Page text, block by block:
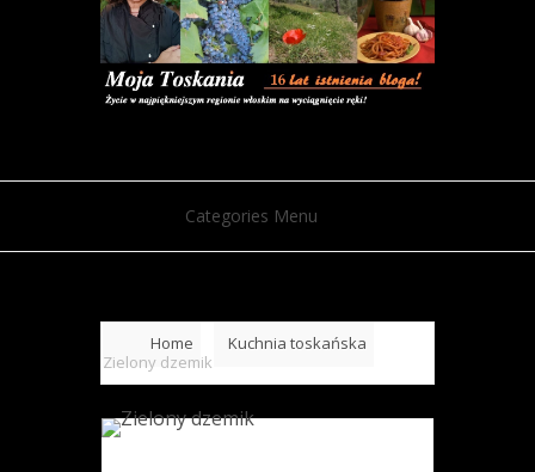
Categories Menu
Home
Kuchnia toskańska
Zielony dzemik